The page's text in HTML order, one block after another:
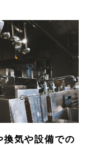
換気や設備での